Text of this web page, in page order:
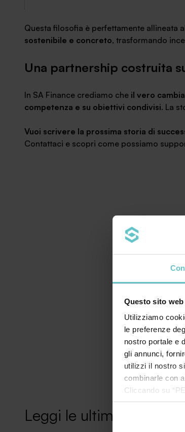
Questo sito
Utilizziamo
le preferenze
nostro portale e
gli annunci,
utilizzi il nostro
combinarle con
Cliccando su
che sono
informazioni
Questa filosofia è perfettamente allineata
sostenibile e concreto, trasformando
Una partnership costruita
In SA Finance crediamo che il vero
competenza e su obiettivi condivisi. La
Vuoi scrivere la prossima storia di
Contattaci e scopri come possiamo
Leggi le ultime news